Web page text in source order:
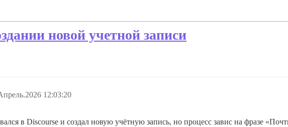
новой учетной записи
12:03:20
в Discourse и создал новую учётную запись, но процесс завис на фразе